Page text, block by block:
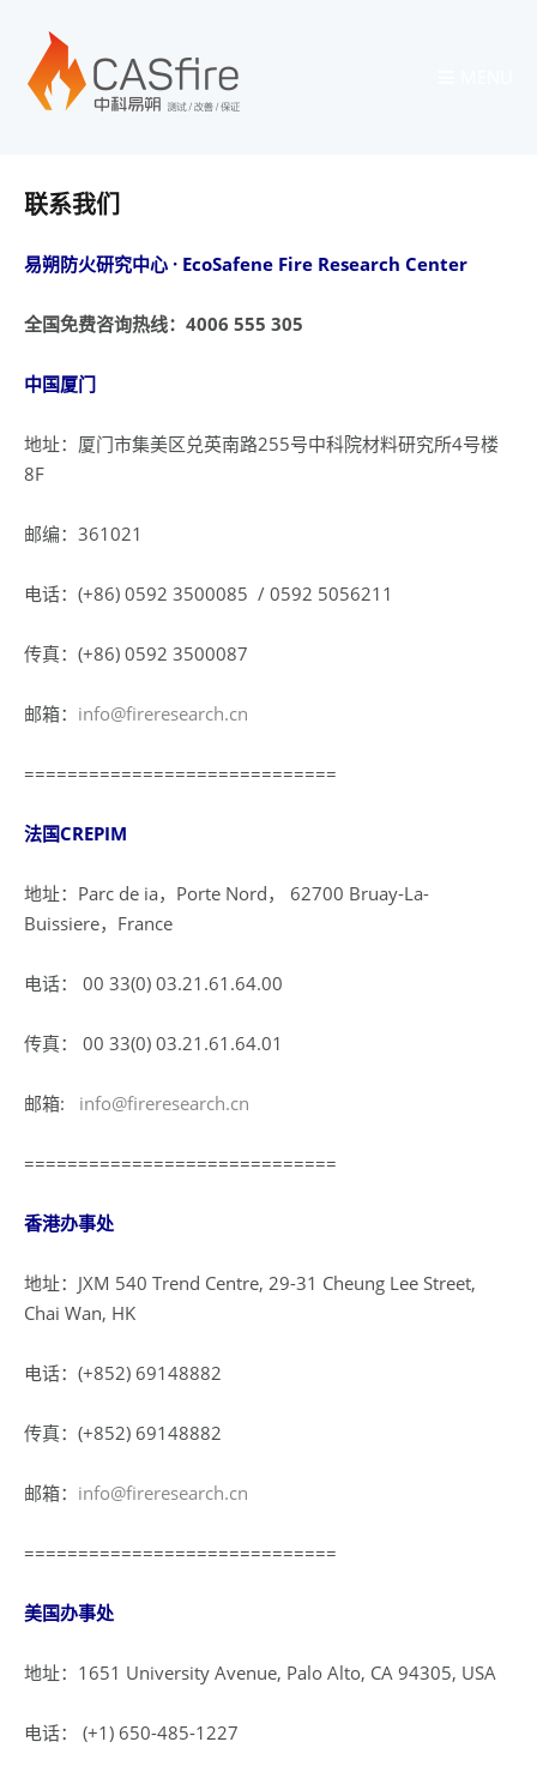
联系我们
易朔防火研究中心 · EcoSafene Fire Research Center
全国免费咨询热线：4006 555 305
中国厦门
地址：厦门市集美区兑英南路255号中科院材料研究所4号楼
8F
邮编：361021
电话：(+86) 0592 3500085 / 0592 5056211
传真：(+86) 0592 3500087
邮箱： info@fireresearch.cn
=============================
法国CREPIM
地址：Parc de ia，Porte Nord， 62700 Bruay-La-
Buissiere，France
电话： 00 33(0) 03.21.61.64.00
传真： 00 33(0) 03.21.61.64.01
邮箱: info@fireresearch.cn
=============================
香港办事处
地址：JXM 540 Trend Centre, 29-31 Cheung Lee Street,
Chai Wan, HK
电话：(+852) 69148882
传真：(+852) 69148882
邮箱： info@fireresearch.cn
=============================
美国办事处
地址：1651 University Avenue, Palo Alto, CA 94305, USA
电话： (+1) 650-485-1227